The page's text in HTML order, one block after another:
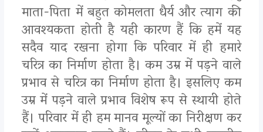
माता-पिता में बहुत कोमलता धैर्य और त्याग की
आवश्यकता होती है यही कारण हैं कि हमें यह
सदैव याद रखना होगा कि परिवार में ही हमारे
चरित्र का निर्माण होता है। कम उम्र में पड़ने वाले
प्रभाव से चरित्र का निर्माण होता है। इसलिए कम
उम्र में पड़ने वाले प्रभाव विशेष रूप से स्थायी होते
हैं। परिवार में ही हम मानव मूल्यों का निरीक्षण कर